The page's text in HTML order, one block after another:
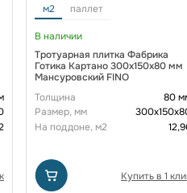
м2 паллет
В наличии
Тротуарная плитка Фабрика
Готика Картано 300х150х80 мм
Мансуровский FINO
Толщина
80
Размер, мм
На поддоне, м2
Купить в 1